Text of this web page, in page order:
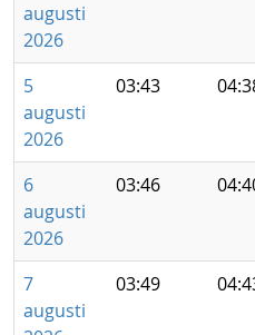
augusti
2026
5
augusti
2026
03:43
6
augusti
2026
03:46
7
augusti
03:49